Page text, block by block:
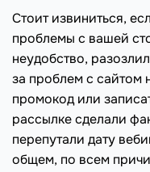
Стоит извиниться,
проблемы с вашей
неудобство,
за проблем с сайтом
промокод или
рассылке сделали
перепутали дату
общем, по всем